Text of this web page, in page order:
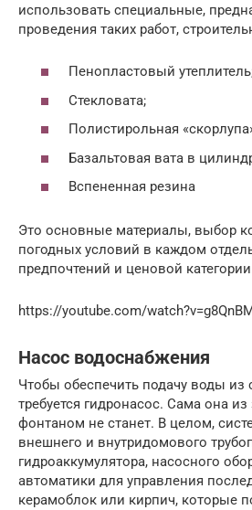
использовать специальные,
проведения таких работ,
Пенопластовый
Стекловата;
Полистирольная
Базальтовая вата в
Вспененная резина
Это основные материалы, выбор
погодных условий в каждом
предпочтений и ценовой
https://youtube.com/
Насос водоснабжения
Чтобы обеспечить подачу воды
требуется гидронасос. Сама она
фонтаном не станет. В целом,
внешнего и внутридомового
гидроаккумулятора, насосного
автоматики для управления
керамоблок или кирпич, которые